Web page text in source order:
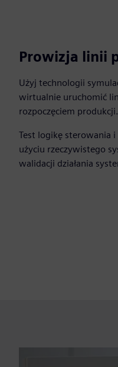
Prowizja linii
Użyj technologii
wirtualnie uruchomić
rozpoczęciem produkcji.
Test logikę sterowania
użyciu rzeczywistego
walidacji działania